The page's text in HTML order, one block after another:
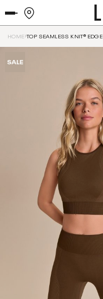
HOME TOP SEAMLESS KNIT® EDGE